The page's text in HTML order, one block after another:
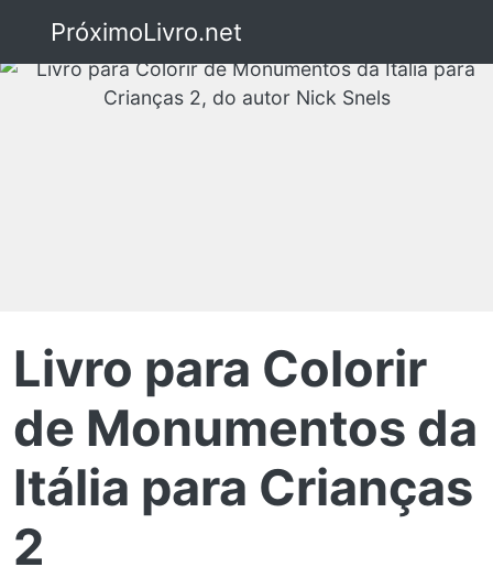
PróximoLivro.net
Livro para Colorir
de Monumentos da
Itália para Crianças
2